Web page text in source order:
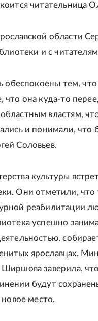
читательница
области
и с
обеспокоены тем,
она куда-то
властям,
и понимали, что
Соловьев.
культуры
Они отметили,
реабилитации
успешно
ярославцах.
заверила,
будут
место.